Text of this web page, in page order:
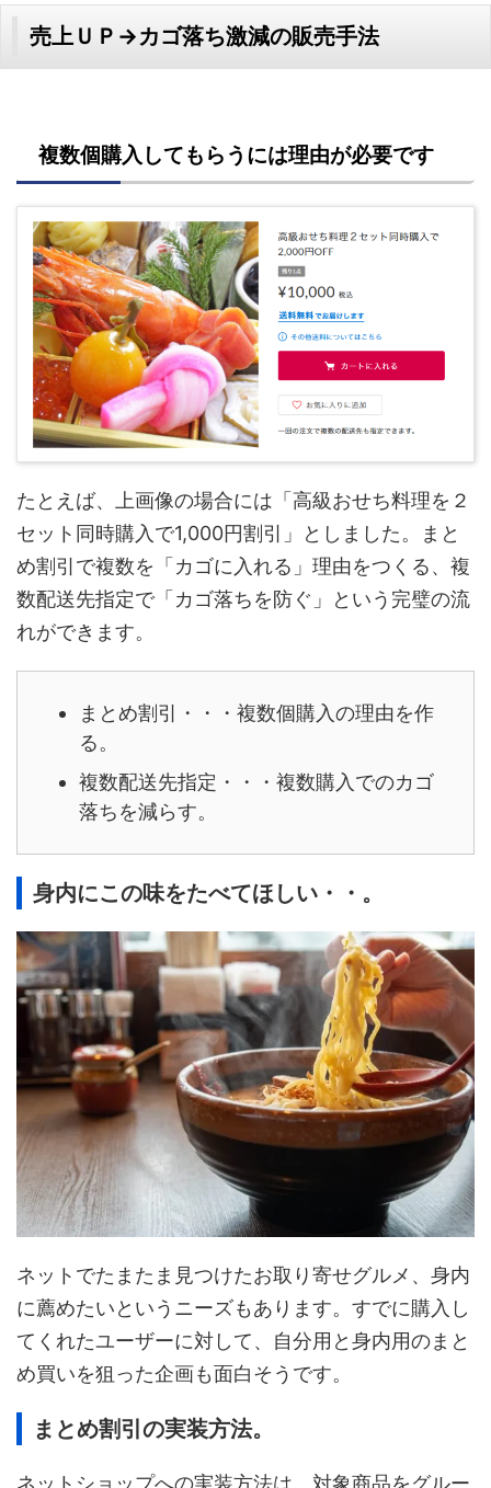
売上ＵＰ→カゴ落ち激減の販売手法
複数個購入してもらうには理由が必要です
たとえば、上画像の場合には「高級おせち料理を２
セット同時購入で1,000円割引」としました。まと
め割引で複数を「カゴに入れる」理由をつくる、複
数配送先指定で「カゴ落ちを防ぐ」という完璧の流
れができます。
まとめ割引・・・複数個購入の理由を作
る。
複数配送先指定・・・複数購入でのカゴ
落ちを減らす。
身内にこの味をたべてほしい・・。
ネットでたまたま見つけたお取り寄せグルメ、身内
に薦めたいというニーズもあります。すでに購入し
てくれたユーザーに対して、自分用と身内用のまと
め買いを狙った企画も面白そうです。
まとめ割引の実装方法。
ネットショップへの実装方法は、対象商品をグルー